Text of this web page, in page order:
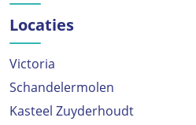
Locaties
Victoria
Schandelermolen
Kasteel Zuyderhoudt